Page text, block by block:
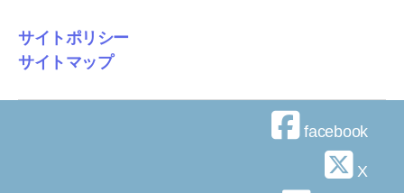
サイトポリシー
サイトマップ
facebook
X